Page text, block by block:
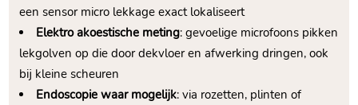
een sensor micro lekkage exact lokaliseert
Elektro akoestische meting: gevoelige microfoons pikken
lekgolven op die door dekvloer en afwerking dringen, ook
bij kleine scheuren
Endoscopie waar mogelijk: via rozetten, plinten of